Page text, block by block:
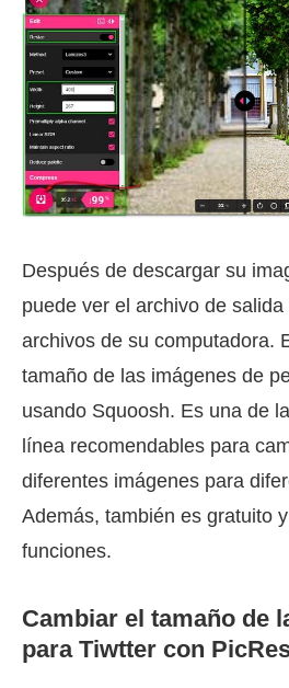
Después de descargar su
puede ver el archivo de
archivos de su computadora.
tamaño de las imágenes de
usando Squoosh. Es una de
línea recomendables para
diferentes imágenes para
Además, también es gratuito
funciones.
Cambiar el tamaño de
para Tiwtter con